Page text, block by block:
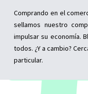
Comprando en el
sellamos nuestro
impulsar su economía.
todos. ¿Y a cambio?
particular.